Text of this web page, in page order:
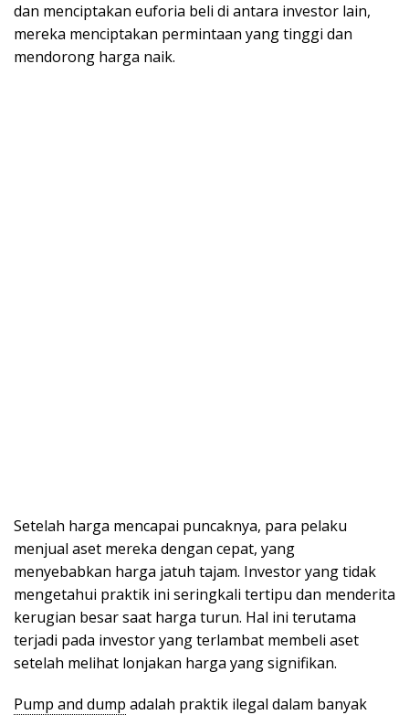
dan menciptakan euforia beli di antara investor lain,
mereka menciptakan permintaan yang tinggi dan
mendorong harga naik.
Setelah harga mencapai puncaknya, para pelaku
menjual aset mereka dengan cepat, yang
menyebabkan harga jatuh tajam. Investor yang tidak
mengetahui praktik ini seringkali tertipu dan menderita
kerugian besar saat harga turun. Hal ini terutama
terjadi pada investor yang terlambat membeli aset
setelah melihat lonjakan harga yang signifikan.
Pump and dump adalah praktik ilegal dalam banyak